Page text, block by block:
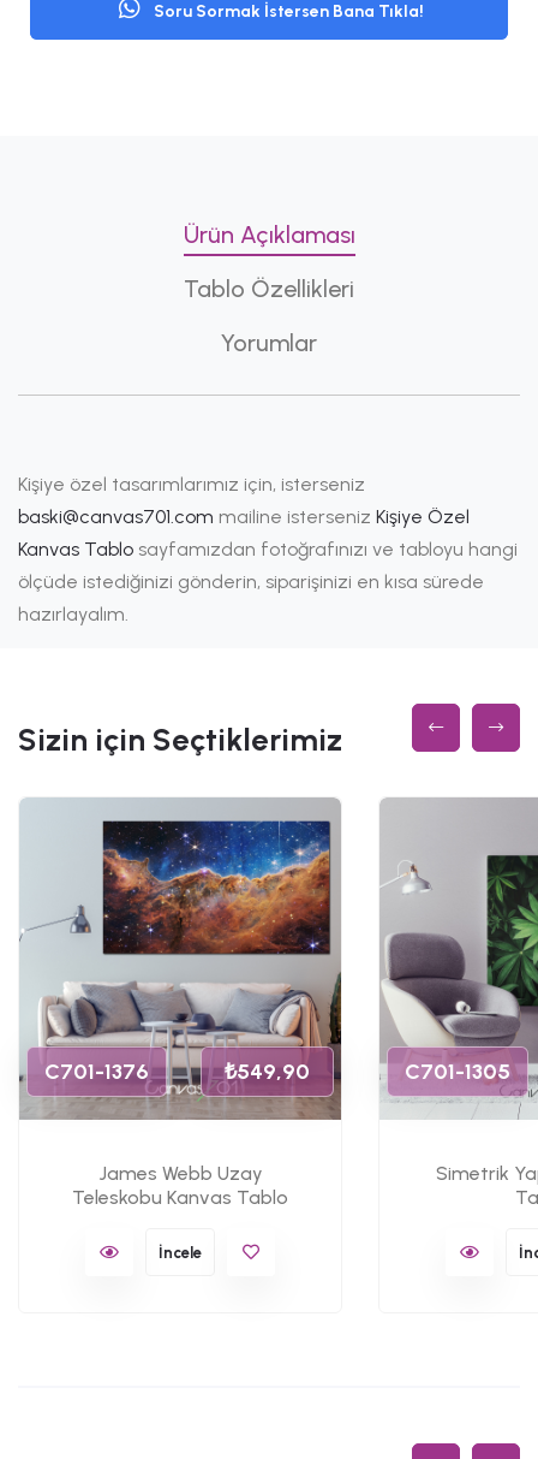
Soru Sormak İstersen Bana Tıkla!
Ürün Açıklaması
Tablo Özellikleri
Yorumlar
Kişiye özel tasarımlarımız için, isterseniz
baski@canvas701.com mailine isterseniz Kişiye Özel
Kanvas Tablo sayfamızdan fotoğrafınızı ve tabloyu hangi
ölçüde istediğinizi gönderin, siparişinizi en kısa sürede
hazırlayalım.
Sizin için Seçtiklerimiz
C701-1376 ₺549,90
James Webb Uzay
Teleskobu Kanvas Tablo
İncele
C701-1305
Simetrik